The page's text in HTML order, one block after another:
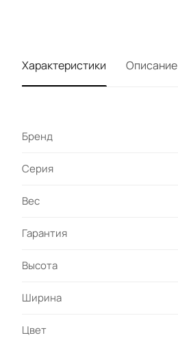
Характеристики Описание
Бренд
Серия
Вес
Гарантия
Высота
Ширина
Цвет